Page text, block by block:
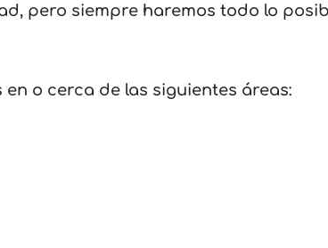
pero siempre haremos todo lo
o cerca de las siguientes áreas: